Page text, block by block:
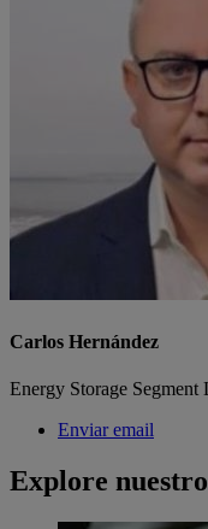
Carlos Hernández
Energy Storage
Enviar email
Explore